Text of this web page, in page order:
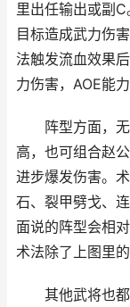
里出任输出或副
目标造成武力伤
法触发流血效果
力伤害，AOE能力
阵型方面，无
高，也可组合赵
进步爆发伤害。
石、裂甲劈戈、
面说的阵型会相
术法除了上图里
其他武将也都